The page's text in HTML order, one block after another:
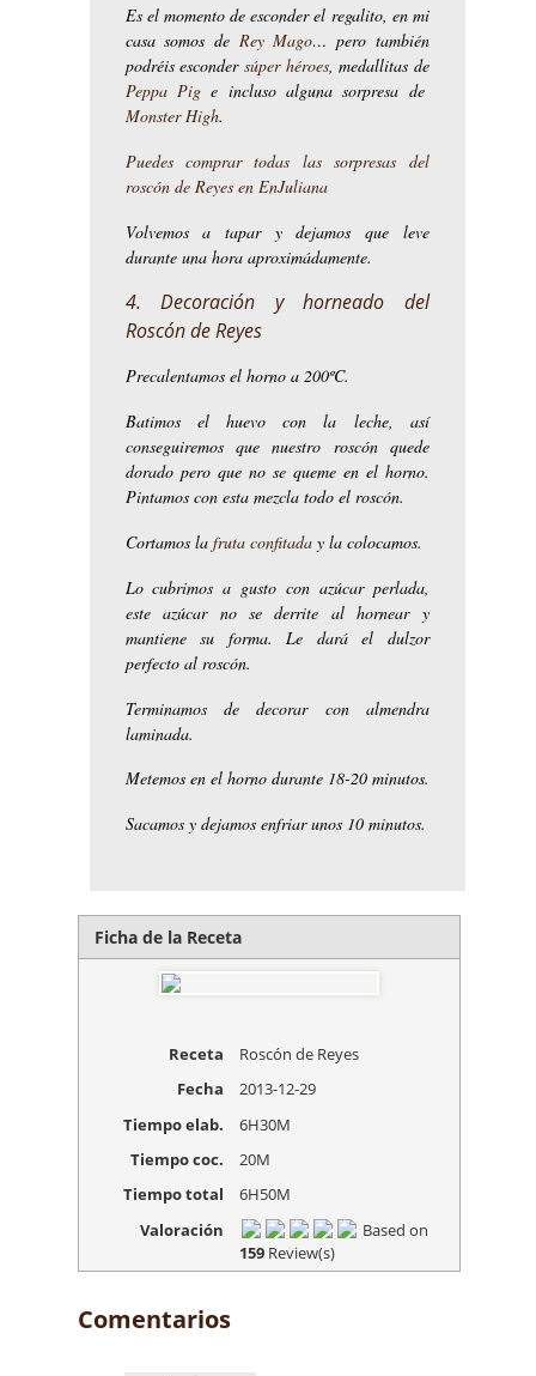
Es el momento de esconder el regalito, en mi
casa somos de Rey Mago… pero también
podréis esconder súper héroes, medallitas de
Peppa Pige incluso alguna sorpresa de
Monster High.
Puedes comprar todas las sorpresas del
roscón de Reyes en EnJuliana
Volvemos a tapar y dejamos que leve
durante una hora aproximádamente.
4. Decoración y horneado del
Roscón de Reyes
Precalentamos el horno a 200ºC.
Batimos el huevo con la leche, así
conseguiremos que nuestro roscón quede
dorado pero que no se queme en el horno.
Pintamos con esta mezcla todo el roscón.
Cortamos la fruta confitaday la colocamos.
Lo cubrimos a gusto con azúcar perlada,
este azúcar no se derrite al hornear y
mantiene su forma. Le dará el dulzor
perfecto al roscón.
Terminamos de decorar con almendra
laminada.
Metemos en el horno durante 18-20 minutos.
Sacamos y dejamos enfriar unos 10 minutos.
Ficha de la Receta
Receta
Roscón de Reyes
Fecha
2013-12-29
Tiempo elab.
6H30M
Tiempo coc.
20M
Tiempo total
6H50M
Valoración
Based on
159 Review(s)
Comentarios